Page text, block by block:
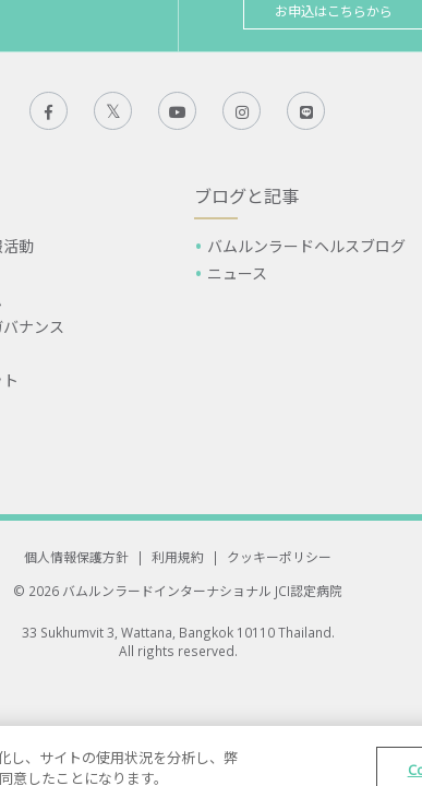
お申込はこちらから
動
ナンス
ブログと記事
バムルンラードヘルスブログ
ニュース
個人情報保護方針 | 利用規約 |
クッキーポリシー
© 2026 バムルンラードインターナショナル JCI認定病院
33 Sukhumvit 3, Wattana, Bangkok 10110 Thailand.
All rights reserved.
し、サイトの使用状況を分析し、弊
したことになります。